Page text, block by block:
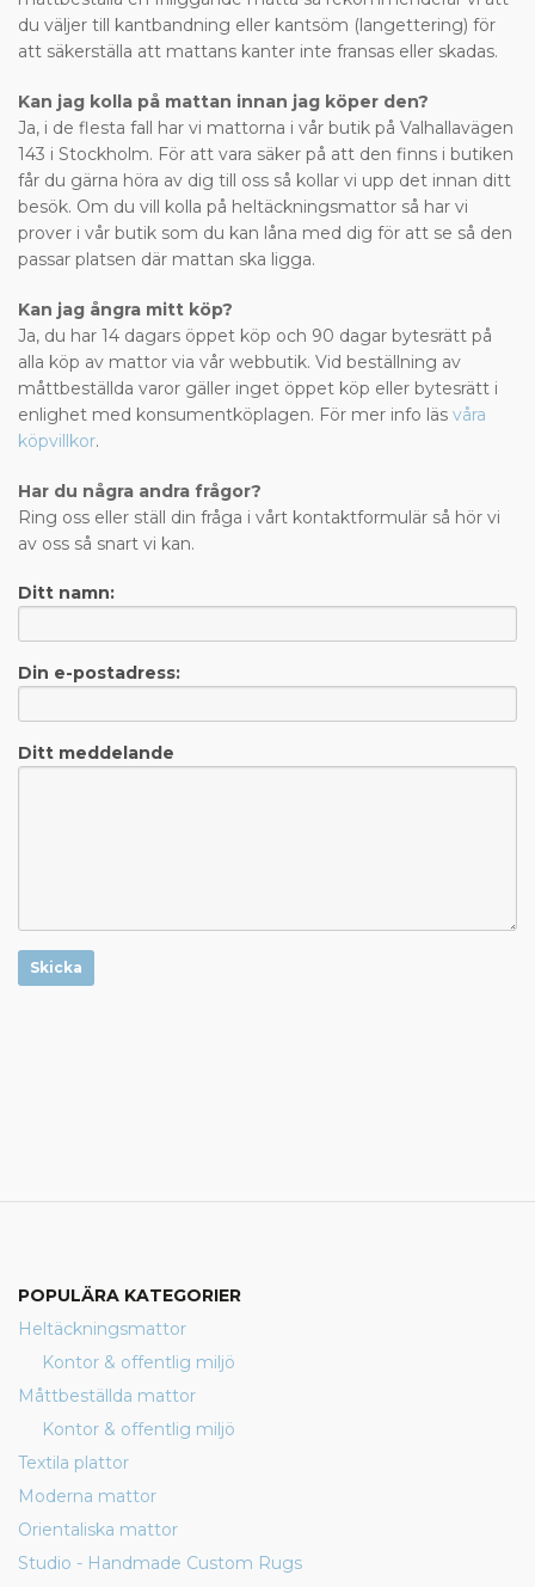
du väljer till kantbandning eller kantsöm (langettering) för
att säkerställa att mattans kanter inte fransas eller skadas.
Kan jag kolla på mattan innan jag köper den?
Ja, i de flesta fall har vi mattorna i vår butik på Valhallavägen
143 i Stockholm. För att vara säker på att den finns i butiken
får du gärna höra av dig till oss så kollar vi upp det innan ditt
besök. Om du vill kolla på heltäckningsmattor så har vi
prover i vår butik som du kan låna med dig för att se så den
passar platsen där mattan ska ligga.
Kan jag ångra mitt köp?
Ja, du har 14 dagars öppet köp och 90 dagar bytesrätt på
alla köp av mattor via vår webbutik. Vid beställning av
måttbeställda varor gäller inget öppet köp eller bytesrätt i
enlighet med konsumentköplagen. För mer info läs våra
köpvillkor.
Har du några andra frågor?
Ring oss eller ställ din fråga i vårt kontaktformulär så hör vi
av oss så snart vi kan.
Ditt namn:
Din e-postadress:
Ditt meddelande
Skicka
POPULÄRA KATEGORIER
Heltäckningsmattor
Kontor & offentlig miljö
Måttbeställda mattor
Kontor & offentlig miljö
Textila plattor
Moderna mattor
Orientaliska mattor
Studio - Handmade Custom Rugs